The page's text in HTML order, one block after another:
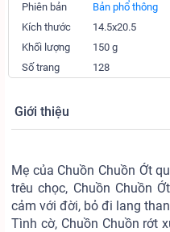
Phiên bản
Bản phổ thông
Kích thước
14.5x20.5
Khối lượng
150 g
Số trang
128
Giới thiệu
Mẹ của Chuồn Chuồn Ớt
trêu chọc, Chuồn Chuồn
cảm với đời, bỏ đi lang
Tình cờ, Chuồn Chuồn rớt